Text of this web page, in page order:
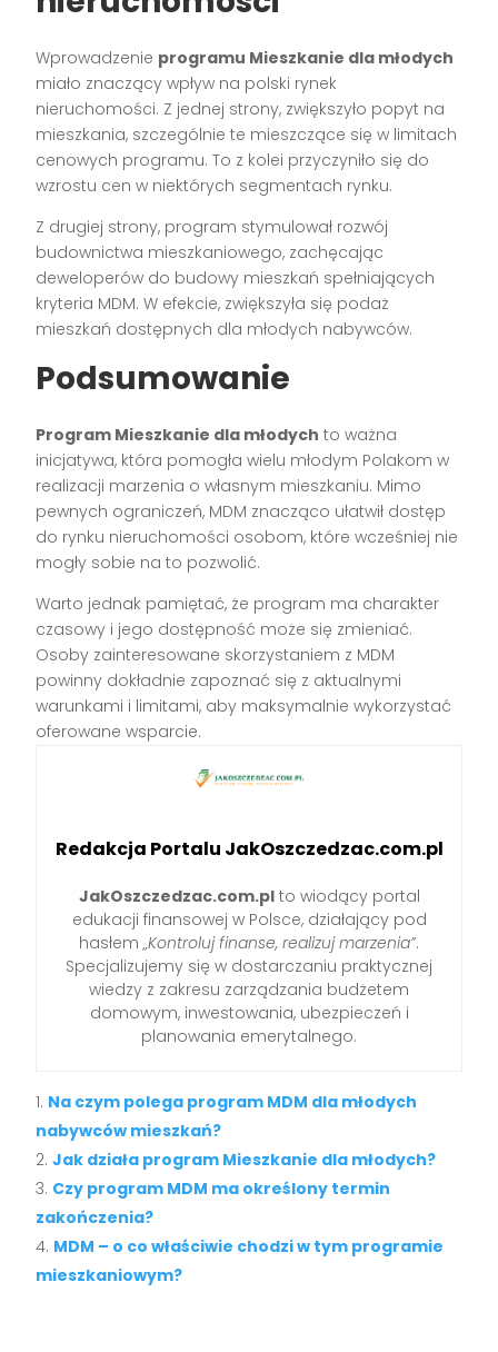
Wprowadzenie programu Mieszkanie dla młodych
miało znaczący wpływ na polski rynek
nieruchomości. Z jednej strony, zwiększyło popyt na
mieszkania, szczególnie te mieszczące się w limitach
cenowych programu. To z kolei przyczyniło się do
wzrostu cen w niektórych segmentach rynku.
Z drugiej strony, program stymulował rozwój
budownictwa mieszkaniowego, zachęcając
deweloperów do budowy mieszkań spełniających
kryteria MDM. W efekcie, zwiększyła się podaż
mieszkań dostępnych dla młodych nabywców.
Podsumowanie
Program Mieszkanie dla młodych to ważna
inicjatywa, która pomogła wielu młodym Polakom w
realizacji marzenia o własnym mieszkaniu. Mimo
pewnych ograniczeń, MDM znacząco ułatwił dostęp
do rynku nieruchomości osobom, które wcześniej nie
mogły sobie na to pozwolić.
Warto jednak pamiętać, że program ma charakter
czasowy i jego dostępność może się zmieniać.
Osoby zainteresowane skorzystaniem z MDM
powinny dokładnie zapoznać się z aktualnymi
warunkami i limitami, aby maksymalnie wykorzystać
oferowane wsparcie.
Redakcja Portalu JakOszczedzac.com.pl
JakOszczedzac.com.plto wiodący portal
edukacji finansowej w Polsce, działający pod
hasłem „Kontroluj finanse, realizuj marzenia”.
Specjalizujemy się w dostarczaniu praktycznej
wiedzy z zakresu zarządzania budżetem
domowym, inwestowania, ubezpieczeń i
planowania emerytalnego.
Na czym polega program MDM dla młodych
nabywców mieszkań?
Jak działa program Mieszkanie dla młodych?
Czy program MDM ma określony termin
zakończenia?
MDM – o co właściwie chodzi w tym programie
mieszkaniowym?